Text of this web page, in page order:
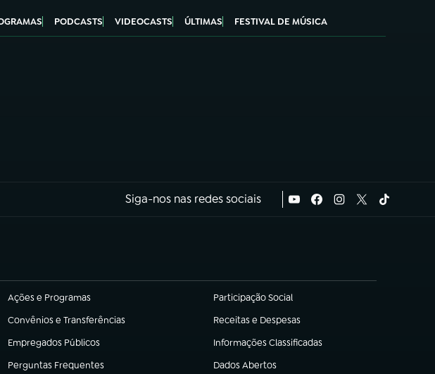
PODCASTS VIDEOCASTS ÚLTIMAS FESTIVAL DE MÚSICA
Siga-nos nas redes sociais
Ações e Programas
(abre em nova aba) Participação Social
(abre em nova aba)
Convênios e Transferências
(abre em nova aba) Receitas e Despesas
(abre em nova aba)
Empregados Públicos
(abre em nova aba) Informações Classificadas
(abre em nova aba)
Perguntas Frequentes
(abre em nova aba) Dados Abertos
(abre em nova aba)